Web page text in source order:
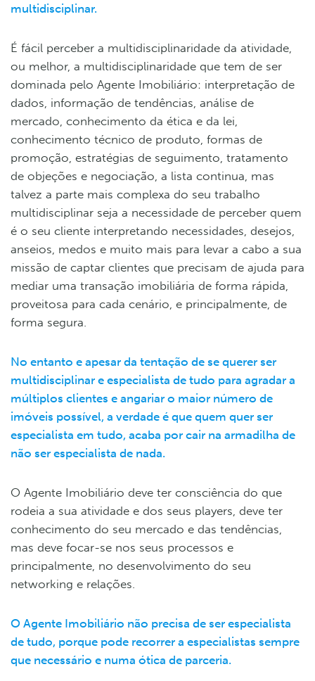
multidisciplinar.
É fácil perceber a multidisciplinaridade da atividade,
ou melhor, a multidisciplinaridade que tem de ser
dominada pelo Agente Imobiliário: interpretação de
dados, informação de tendências, análise de
mercado, conhecimento da ética e da lei,
conhecimento técnico de produto, formas de
promoção, estratégias de seguimento, tratamento
de objeções e negociação, a lista continua, mas
talvez a parte mais complexa do seu trabalho
multidisciplinar seja a necessidade de perceber quem
é o seu cliente interpretando necessidades, desejos,
anseios, medos e muito mais para levar a cabo a sua
missão de captar clientes que precisam de ajuda para
mediar uma transação imobiliária de forma rápida,
proveitosa para cada cenário, e principalmente, de
forma segura.
No entanto e apesar da tentação de se querer ser
multidisciplinar e especialista de tudo para agradar a
múltiplos clientes e angariar o maior número de
imóveis possível, a verdade é que quem quer ser
especialista em tudo, acaba por cair na armadilha de
não ser especialista de nada.
O Agente Imobiliário deve ter consciência do que
rodeia a sua atividade e dos seus players, deve ter
conhecimento do seu mercado e das tendências,
mas deve focar-se nos seus processos e
principalmente, no desenvolvimento do seu
networking e relações.
O Agente Imobiliário não precisa de ser especialista
de tudo, porque pode recorrer a especialistas sempre
que necessário e numa ótica de parceria.